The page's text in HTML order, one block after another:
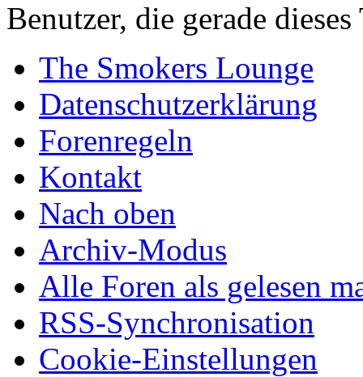
Benutzer, die gerade
The Smokers Lounge
Datenschutzerklärung
Forenregeln
Kontakt
Nach oben
Archiv-Modus
Alle Foren als gelesen
RSS-Synchronisation
Cookie-Einstellungen